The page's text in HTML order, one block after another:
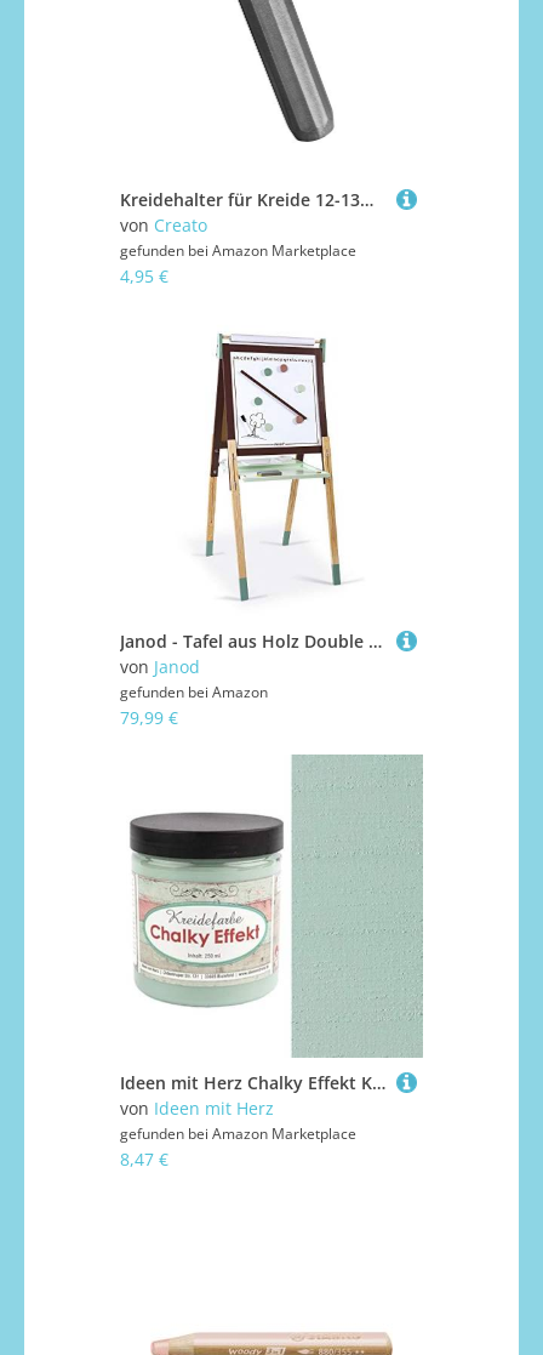
Kreidehalter für Kreide 12-13mm (anthrazit)
von Creato
gefunden bei Amazon Marketplace
4,95 €
Janod - Tafel aus Holz Double Face Taupe und Grün - Skalierbar, höhenverstellbar - Magnetisches Whiteboard + Schiefer für Kreide - 13 Zubehörteile im Lieferumfang enthalten - Ab 3 Jahren, J09632
von Janod
gefunden bei Amazon
79,99 €
Ideen mit Herz Chalky Effekt Kreidefarbe, 250ml | hochdeckend | ultramatt | auf Wasser-Basis | Kreide-Farbe für Shabby-Chic & Vintage-Effekt (pastellgrün)
von Ideen mit Herz
gefunden bei Amazon Marketplace
8,47 €